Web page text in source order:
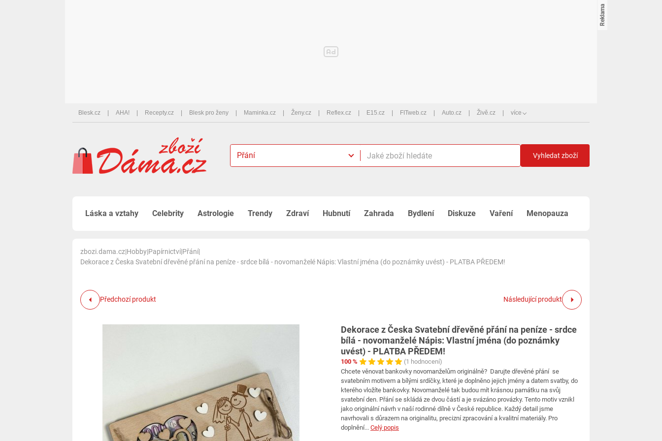
Blesk.cz AHA! Recepty.cz Blesk pro ženy Maminka.cz Ženy.cz Reflex.cz E15.cz FITweb.cz Auto.cz Živě.cz více
Přání Vyhledat zboží
Láska a vztahy Celebrity Astrologie Trendy Zdraví Hubnutí Zahrada Bydlení Diskuze Vaření Menopauza
zbozi.dama.cz|Hobby|Papírnictví|Přání|
Dekorace z Česka Svatební dřevěné přání na peníze - srdce bílá - novomanželé Nápis: Vlastní jména (do poznámky uvést) - PLATBA PŘEDEM!
Předchozí produkt Následující produkt
Dekorace z Česka Svatební dřevěné přání na peníze - srdce
bílá - novomanželé Nápis: Vlastní jména (do poznámky
uvést) - PLATBA PŘEDEM!
100 %
(1 hodnocení)
Chcete věnovat bankovky novomanželům originálně? Darujte dřevěné přání se
svatebním motivem a bílými srdíčky, které je doplněno jejich jmény a datem svatby, do
kterého vložíte bankovky. Novomanželé tak budou mít krásnou památku na svůj
svatební den. Přání se skládá ze dvou částí a je svázáno provázky. Tento motiv vznikl
jako originální návrh v naší rodinné dílně v České republice. Každý detail jsme
navrhovali s důrazem na originalitu, precizní zpracování a kvalitní materiály. Pro
doplnění... Celý popis